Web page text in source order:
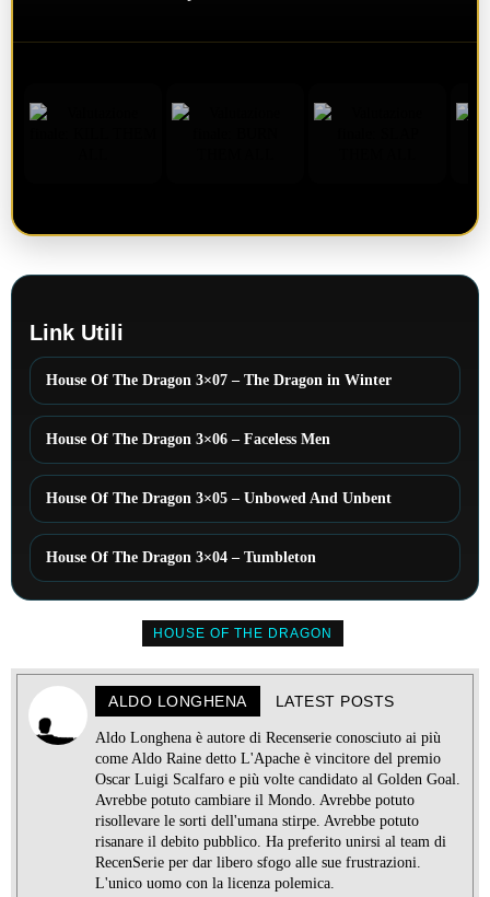
Link Utili
House Of The Dragon 3×07 – The Dragon in Winter
House Of The Dragon 3×06 – Faceless Men
House Of The Dragon 3×05 – Unbowed And Unbent
House Of The Dragon 3×04 – Tumbleton
HOUSE OF THE DRAGON
ALDO LONGHENA LATEST POSTS
Aldo Longhena è autore di Recenserie conosciuto ai più
come Aldo Raine detto L'Apache è vincitore del premio
Oscar Luigi Scalfaro e più volte candidato al Golden Goal.
Avrebbe potuto cambiare il Mondo. Avrebbe potuto
risollevare le sorti dell'umana stirpe. Avrebbe potuto
risanare il debito pubblico. Ha preferito unirsi al team di
RecenSerie per dar libero sfogo alle sue frustrazioni.
L'unico uomo con la licenza polemica.